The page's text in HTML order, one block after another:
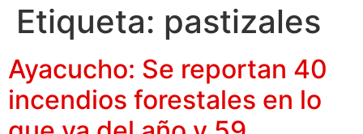
Etiqueta: pastizales
Ayacucho: Se reportan 40
incendios forestales en lo